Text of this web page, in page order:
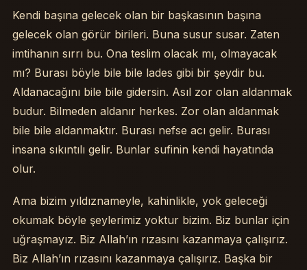
Kendi başına gelecek olan bir başkasının başına
gelecek olan görür birileri. Buna susur susar. Zaten
imtihanın sırrı bu. Ona teslim olacak mı, olmayacak
mı? Burası böyle bile bile lades gibi bir şeydir bu.
Aldanacağını bile bile gidersin. Asıl zor olan aldanmak
budur. Bilmeden aldanır herkes. Zor olan aldanmak
bile bile aldanmaktır. Burası nefse acı gelir. Burası
insana sıkıntılı gelir. Bunlar sufinin kendi hayatında
olur.
Ama bizim yıldıznameyle, kahinlikle, yok geleceği
okumak böyle şeylerimiz yoktur bizim. Biz bunlar için
uğraşmayız. Biz Allah’ın rızasını kazanmaya çalışırız.
Biz Allah’ın rızasını kazanmaya çalışırız. Başka bir